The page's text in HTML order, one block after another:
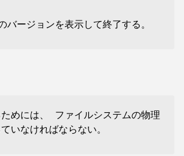
バージョンを表示して終了する。
めには、 ファイルシステムの物理
いなければならない。